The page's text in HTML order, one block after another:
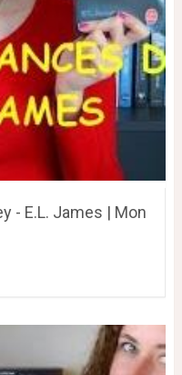
- E.L. James | Mon